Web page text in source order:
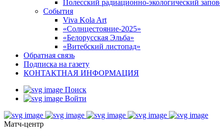
Полесский радиационно-экологический
События
Viva Kola Art
«Солнцестояние-2025»
«Белорусская Эльба»
«Витебский листопад»
Обратная связь
Подписка на газету
КОНТАКТНАЯ ИНФОРМАЦИЯ
Поиск
Войти
Матч-центр